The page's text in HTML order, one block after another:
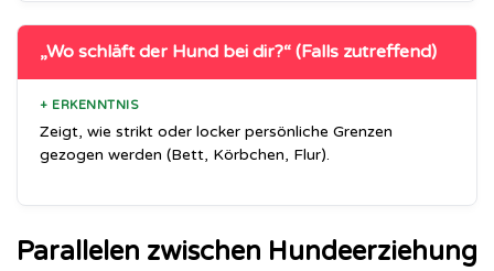
„Wo schläft der Hund bei dir?“ (Falls zutreffend)
+ ERKENNTNIS
Zeigt, wie strikt oder locker persönliche Grenzen
gezogen werden (Bett, Körbchen, Flur).
Parallelen zwischen Hundeerziehung